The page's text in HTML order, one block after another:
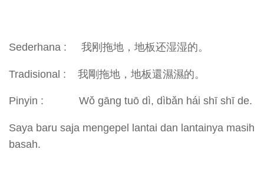
Sederhana : 我刚拖地，地板还湿湿的。
Tradisional : 我剛拖地，地板還濕濕的。
Pinyin : Wǒ gāng tuō dì, dìbǎn hái shī shī de.
Saya baru saja mengepel lantai dan lantainya masih
basah.